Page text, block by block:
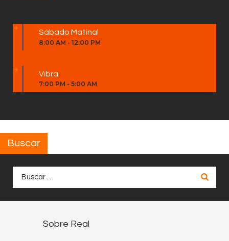
Sábado Matinal
8:00 AM - 12:00 PM
Vibra
7:00 PM - 5:00 AM
Buscar
Sobre Real